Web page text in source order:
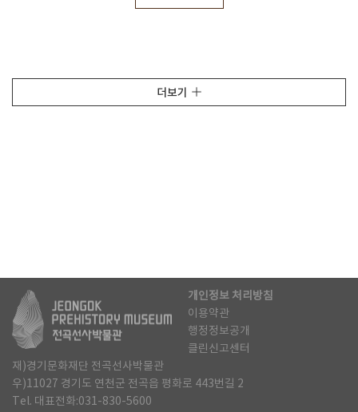
더보기
개인정보 처리방침
이용약관
행정정보공개
클린신고센터
재)경기문화재단 전곡선사박물관
우)11027 경기도 연천군 전곡읍 평화로 443번길 2
Tel. 대표전화:031-830-5600